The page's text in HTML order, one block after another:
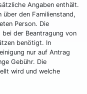
Angaben enthält.
über den Familienstand,
Person. Die
der Beantragung von
benötigt. In
nur auf Antrag
Gebühr. Die
wird und welche